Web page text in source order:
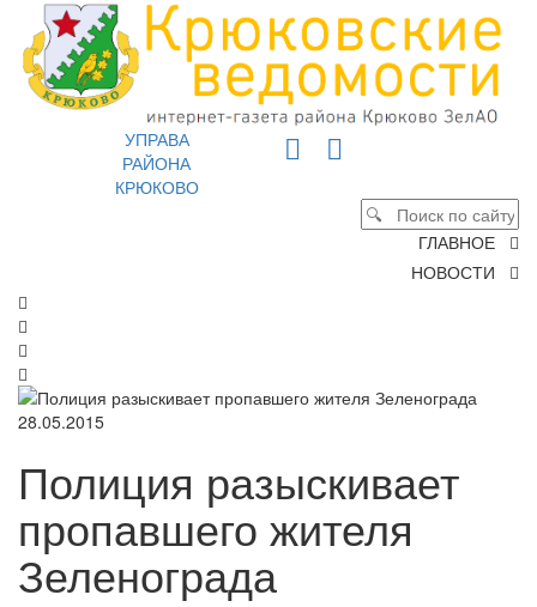
УПРАВА
РАЙОНА
КРЮКОВО
ГЛАВНОЕ
НОВОСТИ
28.05.2015
Полиция разыскивает
пропавшего жителя
Зеленограда